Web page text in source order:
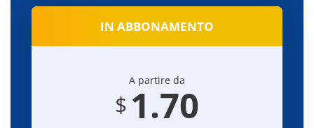
IN ABBONAMENTO
A partire da
$ 1.70